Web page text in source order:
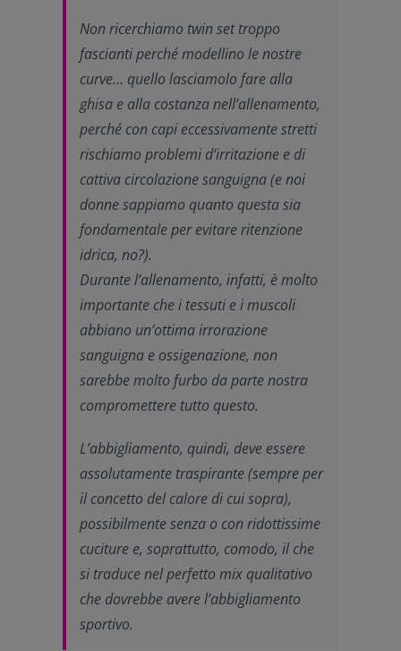
Non ricerchiamo twin set troppo
fascianti perché modellino le nostre
curve… quello lasciamolo fare alla
ghisa e alla costanza nell’allenamento,
perché con capi eccessivamente stretti
rischiamo problemi d’irritazione e di
cattiva circolazione sanguigna (e noi
donne sappiamo quanto questa sia
fondamentale per evitare ritenzione
idrica, no?).
Durante l’allenamento, infatti, è molto
importante che i tessuti e i muscoli
abbiano un’ottima irrorazione
sanguigna e ossigenazione, non
sarebbe molto furbo da parte nostra
compromettere tutto questo.
L’abbigliamento, quindi, deve essere
assolutamente traspirante (sempre per
il concetto del calore di cui sopra),
possibilmente senza o con ridottissime
cuciture e, soprattutto, comodo, il che
si traduce nel perfetto mix qualitativo
che dovrebbe avere l’abbigliamento
sportivo.